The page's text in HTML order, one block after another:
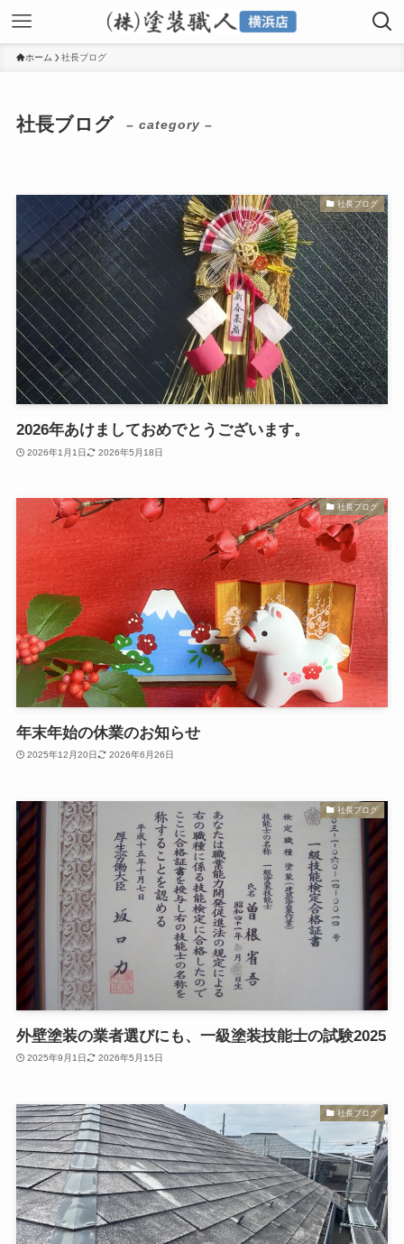
ホーム 社長ブログ
社長ブログ – category –
社長ブログ
2026年あけましておめでとうございます。
2026年1月1日 2026年5月18日
社長ブログ
年末年始の休業のお知らせ
2025年12月20日 2026年6月26日
社長ブログ
外壁塗装の業者選びにも、一級塗装技能士の試験2025
2025年9月1日 2026年5月15日
社長ブログ